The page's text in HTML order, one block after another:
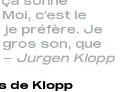
c’est le
je préfère. Je
son, que
– Jurgen Klopp
de Klopp